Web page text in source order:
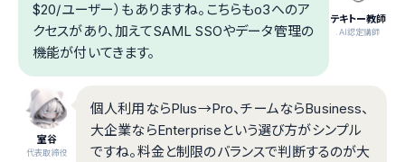
テキトー教師
.AI認定講師
$20/ユーザー）もありますね。こちらもo3へのア
クセスがあり、加えてSAML SSOやデータ管理の
機能が付いてきます。
室谷
代表取締役
個人利用ならPlus→Pro、チームならBusiness、
大企業ならEnterpriseという選び方がシンプル
ですね。料金と制限のバランスで判断するのが大